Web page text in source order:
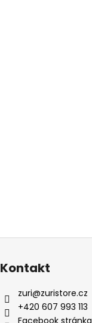
Kontakt
zuri@zuristore.cz
+420 607 993 113
Facebook stránka